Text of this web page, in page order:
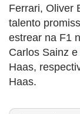
Ferrari, Oliver
talento
estrear na F1
Carlos Sainz e
Haas,
Haas.